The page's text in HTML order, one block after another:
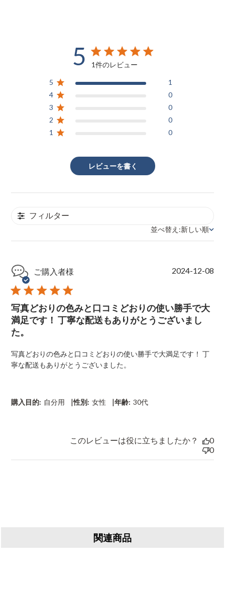
5 5 out of 5 stars 1 total reviews
1件のレビュー
5
1
4
0
3
0
2
0
1
0
レビューを書く
フィルター
並べ替え
並べ替え:新しい順
ご購入者様
写真どおりの色みと口コミどおりの使い勝手で大
満足です！ 丁寧な配送もありがとうございまし
た。
写真どおりの色みと口コミどおりの使い勝手で大満足です！ 丁
寧な配送もありがとうございました。
購入目的: 自分用 |性別: 女性 |年齢: 30代
P
2024-12-08
このレビューは役に立ちましたか？
0
0
関連商品